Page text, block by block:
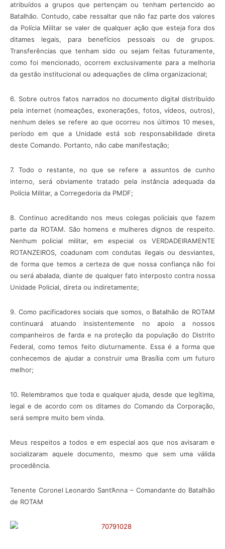
atribuídos a grupos que pertençam ou tenham pertencido ao
Batalhão. Contudo, cabe ressaltar que não faz parte dos valores
da Polícia Militar se valer de qualquer ação que esteja fora dos
ditames legais, para benefícios pessoais ou de grupos.
Transferências que tenham sido ou sejam feitas futuramente,
como foi mencionado, ocorrem exclusivamente para a melhoria
da gestão institucional ou adequações de clima organizacional;
6. Sobre outros fatos narrados no documento digital distribuído
pela internet (nomeações, exonerações, fotos, vídeos, outros),
nenhum deles se refere ao que ocorreu nos últimos 10 meses,
período em que a Unidade está sob responsabilidade direta
deste Comando. Portanto, não cabe manifestação;
7. Todo o restante, no que se refere a assuntos de cunho
interno, será obviamente tratado pela instância adequada da
Polícia Militar, a Corregedoria da PMDF;
8. Continuo acreditando nos meus colegas policiais que fazem
parte da ROTAM. São homens e mulheres dignos de respeito.
Nenhum policial militar, em especial os VERDADEIRAMENTE
ROTANZEIROS, coadunam com condutas ilegais ou desviantes,
de forma que temos a certeza de que nossa confiança não foi
ou será abalada, diante de qualquer fato interposto contra nossa
Unidade Policial, direta ou indiretamente;
9. Como pacificadores sociais que somos, o Batalhão de ROTAM
continuará atuando insistentemente no apoio a nossos
companheiros de farda e na proteção da população do Distrito
Federal, como temos feito diuturnamente. Essa é a forma que
conhecemos de ajudar a construir uma Brasília com um futuro
melhor;
10. Relembramos que toda e qualquer ajuda, desde que legítima,
legal e de acordo com os ditames do Comando da Corporação,
será sempre muito bem vinda.
Meus respeitos a todos e em especial aos que nos avisaram e
socializaram aquele documento, mesmo que sem uma válida
procedência.
Tenente Coronel Leonardo Sant’Anna – Comandante do Batalhão
de ROTAM